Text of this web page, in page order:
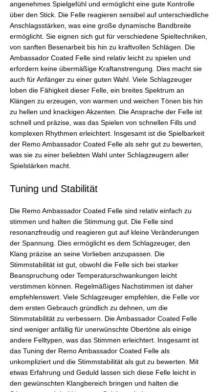
angenehmes Spielgefühl und ermöglicht eine gute Kontrolle
über den Stick. Die Felle reagieren sensibel auf unterschiedliche
Anschlagsstärken, was eine große dynamische Bandbreite
ermöglicht. Sie eignen sich gut für verschiedene Spieltechniken,
von sanften Besenarbeit bis hin zu kraftvollen Schlägen. Die
Ambassador Coated Felle sind relativ leicht zu spielen und
erfordern keine übermäßige Kraftanstrengung. Dies macht sie
auch für Anfänger zu einer guten Wahl. Viele Schlagzeuger
loben die Fähigkeit dieser Felle, ein breites Spektrum an
Klängen zu erzeugen, von warmen und weichen Tönen bis hin
zu hellen und knackigen Akzenten. Die Ansprache der Felle ist
schnell und präzise, was das Spielen von schnellen Fills und
komplexen Rhythmen erleichtert. Insgesamt ist die Spielbarkeit
der Remo Ambassador Coated Felle als sehr gut zu bewerten,
was sie zu einer beliebten Wahl unter Schlagzeugern aller
Spielstärken macht.
Tuning und Stabilität
Die Remo Ambassador Coated Felle sind relativ einfach zu
stimmen und halten die Stimmung gut. Die Felle sind
resonanzfreudig und reagieren gut auf kleine Veränderungen
der Spannung. Dies ermöglicht es dem Schlagzeuger, den
Klang präzise an seine Vorlieben anzupassen. Die
Stimmstabilität ist gut, obwohl die Felle sich bei starker
Beanspruchung oder Temperaturschwankungen leicht
verstimmen können. Regelmäßiges Nachstimmen ist daher
empfehlenswert. Viele Schlagzeuger empfehlen, die Felle vor
dem ersten Gebrauch gründlich zu dehnen, um die
Stimmstabilität zu verbessern. Die Ambassador Coated Felle
sind weniger anfällig für unerwünschte Obertöne als einige
andere Felltypen, was das Stimmen erleichtert. Insgesamt ist
das Tuning der Remo Ambassador Coated Felle als
unkompliziert und die Stimmstabilität als gut zu bewerten. Mit
etwas Erfahrung und Geduld lassen sich diese Felle leicht in
den gewünschten Klangbereich bringen und halten die